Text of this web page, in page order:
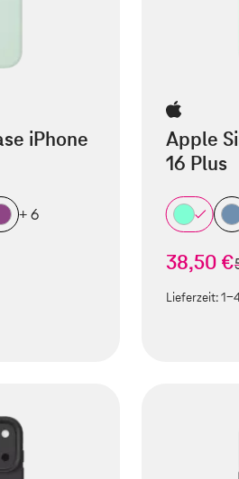
iPhone
+ 6
Apple
16 Plus
38,50 €
Lieferzeit:1-